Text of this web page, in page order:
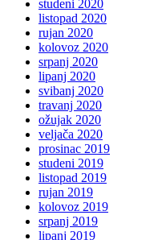
studeni 2020
listopad 2020
rujan 2020
kolovoz 2020
srpanj 2020
lipanj 2020
svibanj 2020
travanj 2020
ožujak 2020
veljača 2020
prosinac 2019
studeni 2019
listopad 2019
rujan 2019
kolovoz 2019
srpanj 2019
lipanj 2019